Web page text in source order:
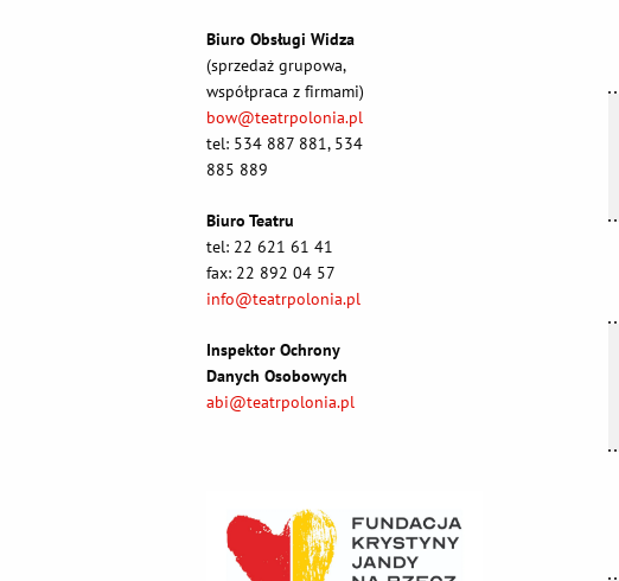
Biuro Obsługi Widza
(sprzedaż grupowa,
współpraca z firmami)
bow@teatrpolonia.pl
tel: 534 887 881, 534
885 889
Biuro Teatru
tel: 22 621 61 41
fax: 22 892 04 57
info@teatrpolonia.pl
Inspektor Ochrony
Danych Osobowych
abi@teatrpolonia.pl